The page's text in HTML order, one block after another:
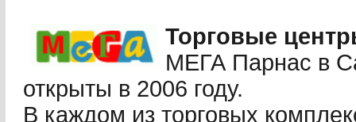
Торговые
МЕГА Парнас в
открыты в 2006 году.
В каждом из торговых